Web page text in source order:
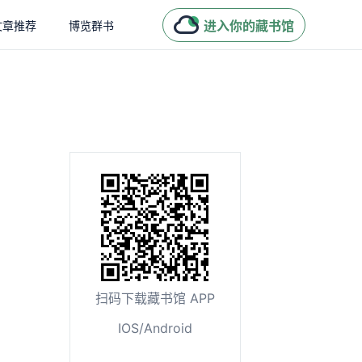
章推荐 博览群书 进入你的藏书馆
扫码下载藏书馆 APP
IOS/Android